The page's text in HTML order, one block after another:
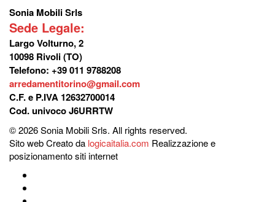
Sonia Mobili Srls
Sede Legale:
Largo Volturno, 2
10098 Rivoli (TO)
Telefono: +39 011 9788208
arredamentitorino@gmail.com
C.F. e P.IVA 12632700014
Cod. univoco J6URRTW
© 2026 Sonia Mobili Srls. All rights reserved.
Sito web Creato da logicaitalia.com Realizzazione e
posizionamento siti internet